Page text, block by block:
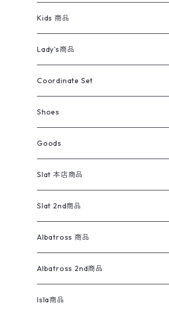
コート
ナイロンジャケット
レザー
長袖シャツ
セーター・カーディガン
デニムパンツ
ミリタリーパンツ
スラックス
オーバーオール・つなぎ
レディース
アウター
トップス
キッズ
アウター
トップス
ライフスタイル雑貨
ラグ・ブランケット
ブランド
ラルフローレン
リーバイス
REVERSE WEAVE
Pants
Shirts
Ladies
Sweater
Goods
Military
ミリタリージャケット
スウィングトップ
アウトドアナイロンジャケット
スポーツナイロンジャケット
ワークジャケット
テーラードジャケット
ウールジャケット
ダウンジャケット
レザージャケット
Otherジャケット
長袖シャツ
ブランドシャツ
ストライプシャツ
柄シャツ
ワークシャツ
半袖シャツ
ポロシャツ
スウェット・パーカ
プリントスウェット
ロゴスウェット
ベスト
セーター・カーディガン
アランセーター
ウールセーター
フリース
デニムパンツ
501,505
バギーズデニム
ミリタリーパンツ
チノパンツ
イージーパンツ
スラックス
ワークパンツ
コーデュロイパンツ
オーバーオール・つなぎ
ショーツ
Otherパンツ
Kids 商品
Vintage
Tops
Pants
Tops
Pants
Lady's商品
Tシャツ
ブラウス／シャツ／デザイントップス
長袖
半袖
ベスト／キャミソール
スウェット
ニット
ジャケット
スカート
パンツ(w30以下)
Coordinate Set
Shoes
22cm以下
22.5cm
23cm
23.5cm
24cm
24.5cm
Goods
バンダナ
Slat 本店商品
Outer
Tee
Shirts
S/S Shirts
Sweat Shirts
Slat 2nd商品
アウター
ハンティングジャケット
アウトドアジャケット
長袖シャツ
アウトドアシャツ
半袖シャツ
Albatross 商品
Vintage sweater
Outer
Albatross 2nd商品
70sアイテム
Isla商品